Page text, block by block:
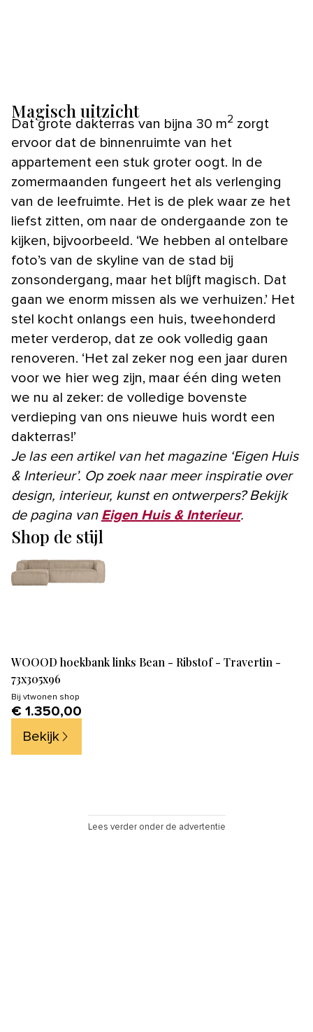
Magisch uitzicht
Dat grote dakterras van bijna 30 m2 zorgt
ervoor dat de binnenruimte van het
appartement een stuk groter oogt. In de
zomermaanden fungeert het als verlenging
van de leefruimte. Het is de plek waar ze het
liefst zitten, om naar de ondergaande zon te
kijken, bijvoorbeeld. ‘We hebben al ontelbare
foto’s van de skyline van de stad bij
zonsondergang, maar het blíjft magisch. Dat
gaan we enorm missen als we verhuizen.’ Het
stel kocht onlangs een huis, tweehonderd
meter verderop, dat ze ook volledig gaan
renoveren. ‘Het zal zeker nog een jaar duren
voor we hier weg zijn, maar één ding weten
we nu al zeker: de volledige bovenste
verdieping van ons nieuwe huis wordt een
dakterras!’
Je las een artikel van het magazine ‘Eigen Huis
& Interieur’. Op zoek naar meer inspiratie over
design, interieur, kunst en ontwerpers? Bekijk
de pagina van Eigen Huis & Interieur.
Shop de stijl
WOOOD hoekbank links Bean - Ribstof - Travertin -
73x305x96
Bij vtwonen shop
€ 1.350,00
Bekijk
Lees verder onder de advertentie